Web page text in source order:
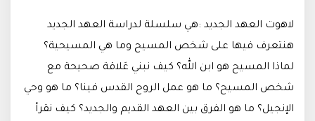
لاهوت العهد الجديد :هي سلسلة لدراسة العهد الجديد
هنتعرف فيها على شخص المسيح وما هي المسيحية؟
لماذا المسيح هو ابن الله؟ كيف نبني عَلاقة صحيحة مع
شخص المسيح؟ ما هو عمل الروح القدس فينا؟ ما هو وحي
الإنجيل؟ ما هو الفرق بين العهد القديم والجديد؟ كيف نقرأ